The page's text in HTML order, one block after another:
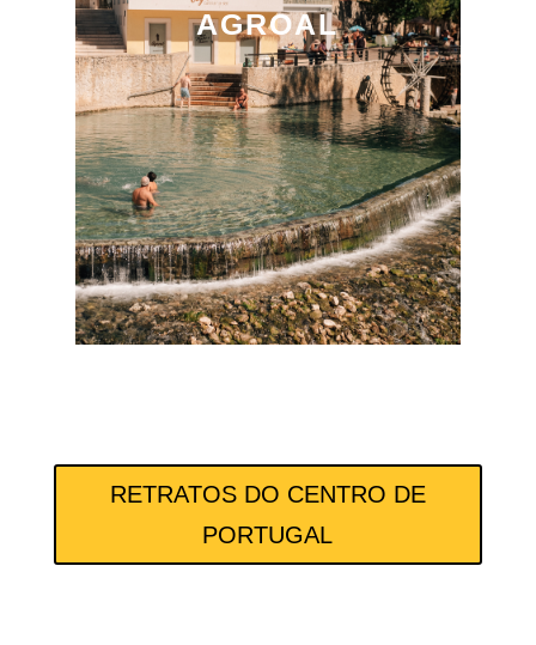
AGROAL
RETRATOS DO CENTRO DE
PORTUGAL